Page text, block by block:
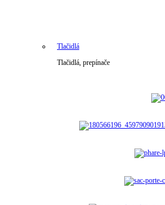
Tlačidlá
Tlačidlá, prepínače